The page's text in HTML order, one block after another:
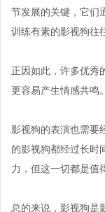
节发展的关键，它们
训练有素的影视狗往
正因如此，许多优秀
更容易产生情感共鸣
影视狗的表演也需要
的影视狗都经过长时
力，但这一切都是值
总的来说，影视狗是